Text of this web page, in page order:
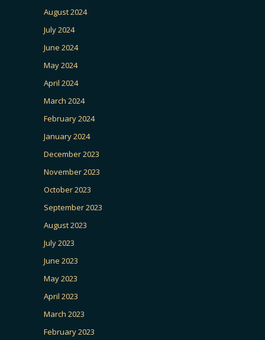
August 2024
July 2024
June 2024
May 2024
April 2024
March 2024
February 2024
January 2024
December 2023
November 2023
October 2023
September 2023
August 2023
July 2023
June 2023
May 2023
April 2023
March 2023
February 2023